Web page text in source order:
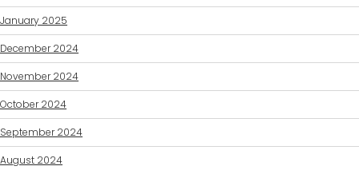
January 2025
December 2024
November 2024
October 2024
September 2024
August 2024